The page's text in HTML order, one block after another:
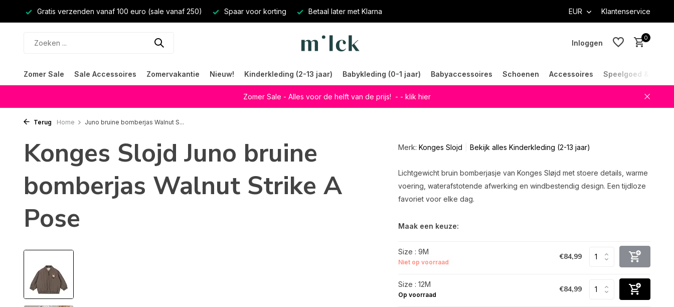
Gratis verzenden vanaf 100 euro (sale vanaf 250) Spaar voor korting Betaal later met Klarna EUR Klantenservice
Inloggen
0
Zomer Sale Sale Accessoires Zomervakantie Nieuw! Kinderkleding (2-13 jaar) Babykleding (0-1 jaar) Babyaccessoires Schoenen Accessoires Speelgoed &
Zomer Sale - Alles voor de helft van de prijs! - - klik hier
Terug Home Juno bruine bomberjas Walnut S...
Konges Slojd Juno bruine
bomberjas Walnut Strike A
Pose
Merk: Konges Slojd Bekijk alles Kinderkleding (2-13 jaar)
Lichtgewicht bruin bomberjasje van Konges Sløjd met stoere details, warme
voering, waterafstotende afwerking en windbestendig design. Een tijdloze
favoriet voor elke dag.
Maak een keuze:
Size : 9M
Niet op voorraad
€84,99
Size : 12M
Op voorraad
€84,99